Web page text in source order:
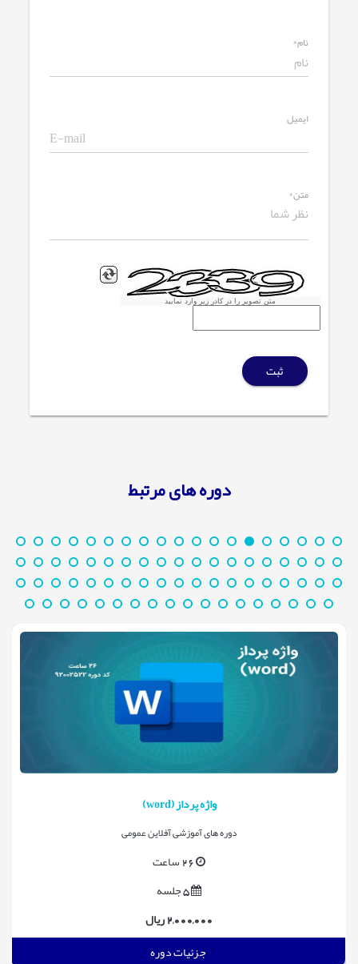
نام*
ایمیل
متن*
متن تصویر را در کادر زیر وارد نمایید
ثبت
دوره های مرتبط
واژه پرداز (word)
دوره های آموزشی آفلاین عمومی
26 ساعت
2,000,000 ریال
جزئیات دوره